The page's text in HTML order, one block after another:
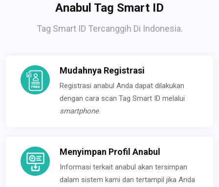
Anabul Tag Smart ID
Tag Smart ID Tercanggih Di Indonesia.
Mudahnya Registrasi
Registrasi anabul Anda dapat dilakukan
dengan cara scan Tag Smart ID melalui
smartphone.
Menyimpan Profil Anabul
Informasi terkait anabul akan tersimpan
dalam sistem kami dan tertampil jika Anda